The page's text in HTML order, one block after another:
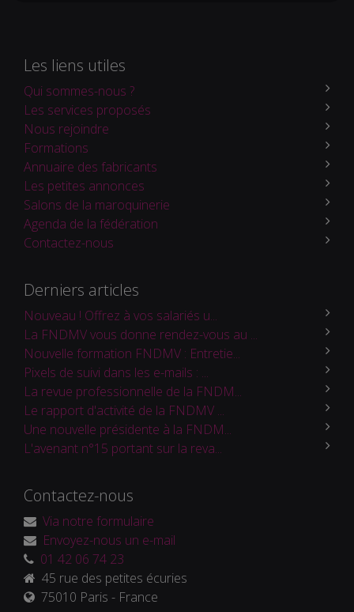
Les liens utiles
Qui sommes-nous ?
Les services proposés
Nous rejoindre
Formations
Annuaire des fabricants
Les petites annonces
Salons de la maroquinerie
Agenda de la fédération
Contactez-nous
Derniers articles
Nouveau ! Offrez à vos salariés u...
La FNDMV vous donne rendez-vous au ...
Nouvelle formation FNDMV : Entretie...
Pixels de suivi dans les e-mails : ...
La revue professionnelle de la FNDM...
Le rapport d'activité de la FNDMV ...
Une nouvelle présidente à la FNDM...
L'avenant n°15 portant sur la reva...
Contactez-nous
Via notre formulaire
Envoyez-nous un e-mail
01 42 06 74 23
45 rue des petites écuries
75010 Paris - France